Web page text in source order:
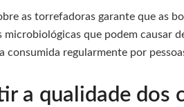
as torrefadoras garante que as
microbiológicas que podem causar
consumida regularmente por
a qualidade dos